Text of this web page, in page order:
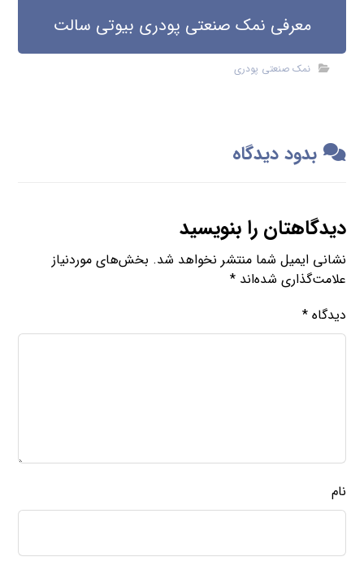
معرفی نمک صنعتی پودری بیوتی سالت
نمک صنعتی پودری
بدود دیدگاه
دیدگاهتان را بنویسید
نشانی ایمیل شما منتشر نخواهد شد. بخش‌های موردنیاز
علامت‌گذاری شده‌اند*
دیدگاه*
نام